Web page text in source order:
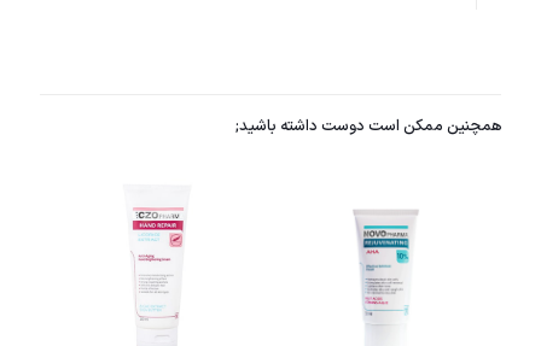
همچنین ممکن است دوست داشته باشید;